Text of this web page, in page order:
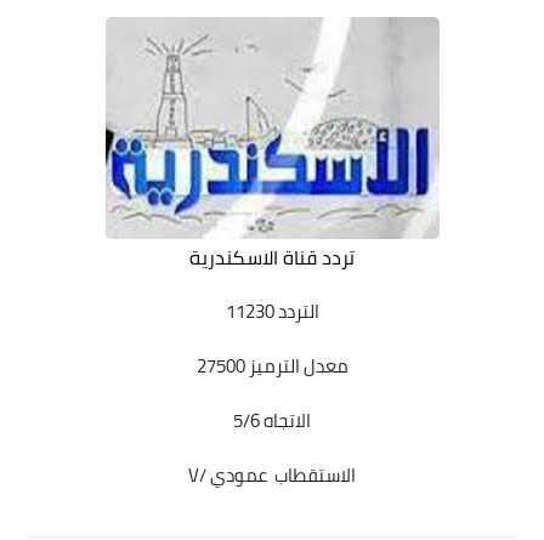
تردد قناة الاسكندرية
التردد 11230
معدل الترميز 27500
الاتجاه 5/6
الاستقطاب عمودي /V